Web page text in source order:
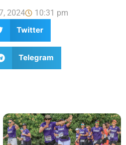
2024
10:31 pm
Twitter
Telegram